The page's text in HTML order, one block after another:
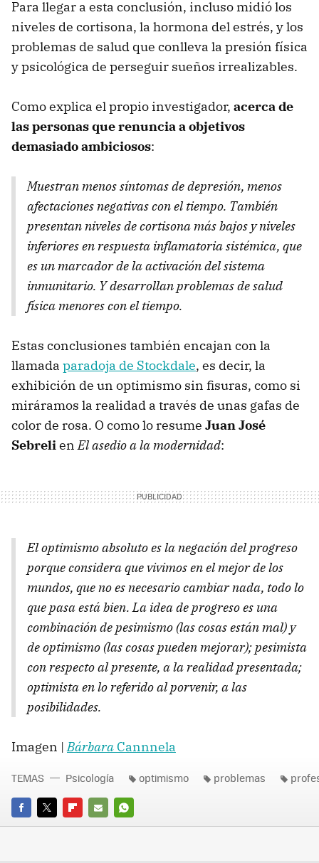
Para llegar a esta conclusión, incluso midió los
niveles de cortisona, la hormona del estrés, y los
problemas de salud que conlleva la presión física
y psicológica de perseguir sueños irrealizables.
Como explica el propio investigador, acerca de
las personas que renuncia a objetivos
demasiado ambiciosos:
Muestran menos síntomas de depresión, menos
afectaciones negativas con el tiempo. También
presentan niveles de cortisona más bajos y niveles
inferiores en respuesta inflamatoria sistémica, que
es un marcador de la activación del sistema
inmunitario. Y desarrollan problemas de salud
física menores con el tiempo.
Estas conclusiones también encajan con la
llamada paradoja de Stockdale, es decir, la
exhibición de un optimismo sin fisuras, como si
miráramos la realidad a través de unas gafas de
color de rosa. O como lo resume Juan José
SebrelienEl asedio a la modernidad:
El optimismo absoluto es la negación del progreso
porque considera que vivimos en el mejor de los
mundos, que no es necesario cambiar nada, todo lo
que pasa está bien. La idea de progreso es una
combinación de pesimismo (las cosas están mal) y
de optimismo (las cosas pueden mejorar); pesimista
con respecto al presente, a la realidad presentada;
optimista en lo referido al porvenir, a las
posibilidades.
Imagen |Bárbara Cannnela
FACEBOOK
TWITTERFLIPBOARD
E-
WHATSAPP
TEMAS Psicología optimismo problemas